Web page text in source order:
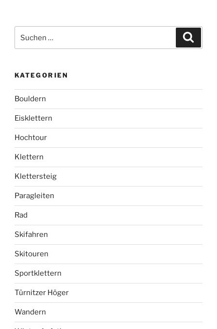
nach:
KATEGORIEN
Bouldern
Eisklettern
Hochtour
Klettern
Klettersteig
Paragleiten
Rad
Skifahren
Skitouren
Sportklettern
Türnitzer Höger
Wandern